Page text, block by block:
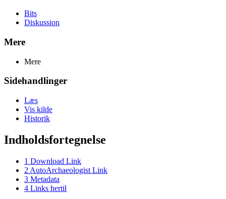
Bits
Diskussion
Mere
Mere
Sidehandlinger
Læs
Vis kilde
Historik
Indholdsfortegnelse
1 Download Link
2 AutoArchaeologist Link
3 Metadata
4 Links hertil